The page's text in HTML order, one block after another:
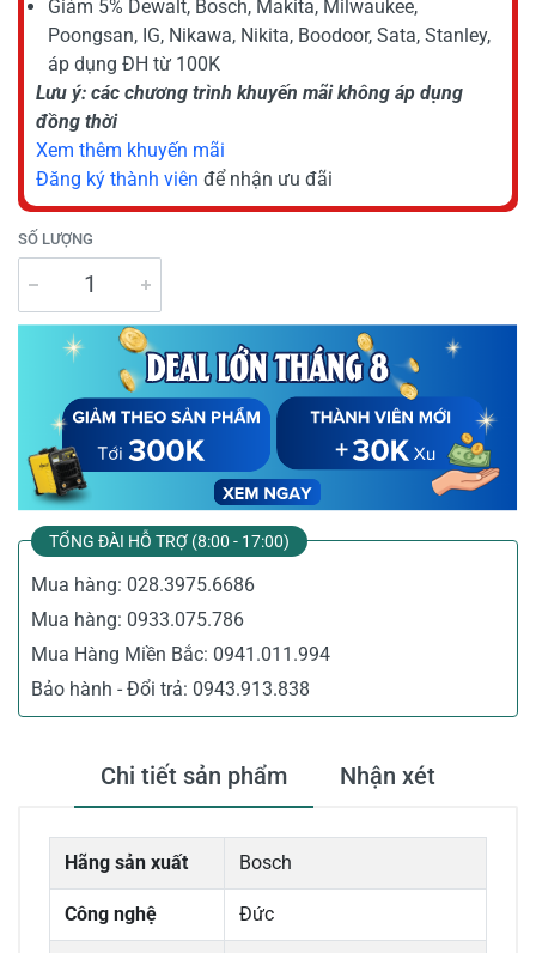
Giảm 5% Dewalt, Bosch, Makita, Milwaukee,
Poongsan, IG, Nikawa, Nikita, Boodoor, Sata, Stanley,
áp dụng ĐH từ 100K
Lưu ý: các chương trình khuyến mãi không áp dụng
đồng thời
Xem thêm khuyến mãi
Đăng ký thành viên để nhận ưu đãi
SỐ LƯỢNG
TỔNG ĐÀI HỖ TRỢ (8:00 - 17:00)
Mua hàng: 028.3975.6686
Mua hàng: 0933.075.786
Mua Hàng Miền Bắc: 0941.011.994
Bảo hành - Đổi trả: 0943.913.838
Chi tiết sản phẩm Nhận xét
Hãng sản xuất Bosch
Công nghệ Đức